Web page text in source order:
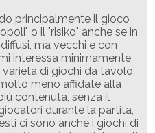
principalmente il gioco
o il "risiko" anche se in
ma vecchi e con
interessa minimamente
di giochi da tavolo
meno affidate alla
contenuta, senza il
durante la partita,
ci sono anche i giochi di